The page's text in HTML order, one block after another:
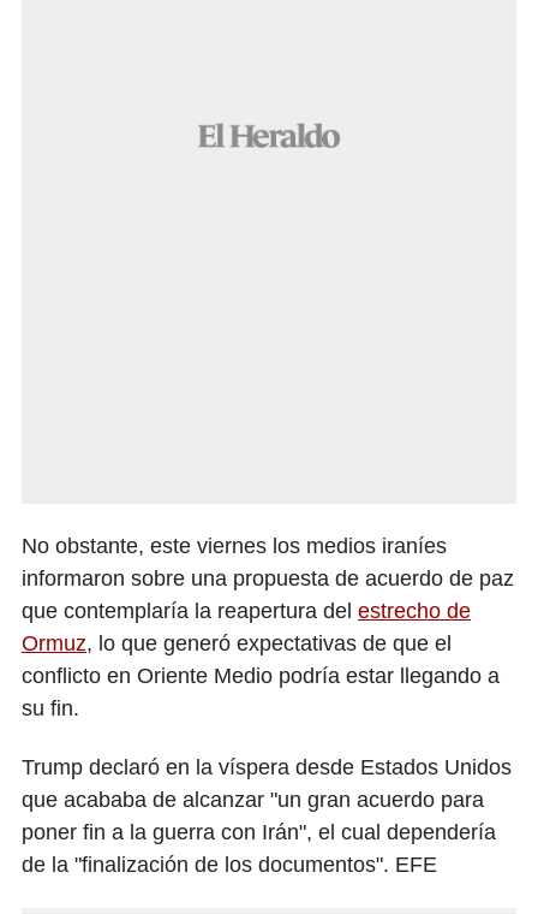
No obstante, este viernes los medios iraníes
informaron sobre una propuesta de acuerdo de paz
que contemplaría la reapertura del estrecho de
Ormuz, lo que generó expectativas de que el
conflicto en Oriente Medio podría estar llegando a
su fin.
Trump declaró en la víspera desde Estados Unidos
que acababa de alcanzar "un gran acuerdo para
poner fin a la guerra con Irán", el cual dependería
de la "finalización de los documentos". EFE